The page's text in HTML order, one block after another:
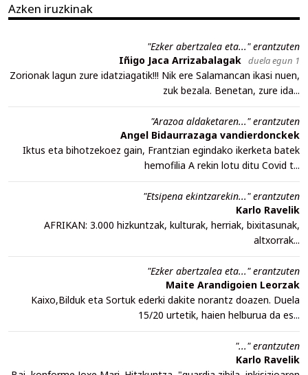
Azken iruzkinak
"Ezker abertzalea eta..." erantzuten
Iñigo Jaca Arrizabalagak duela egun 1
Zorionak lagun zure idatziagatik!!! Nik ere Salamancan ikasi nuen,
zuk bezala. Benetan, zure ida...
"Arazoa aldaketaren..." erantzuten
Angel Bidaurrazaga vandierdonckek
Iktus eta bihotzekoez gain, Frantzian egindako ikerketa batek
hemofilia A rekin lotu ditu Covid t...
"Etsipena ekintzarekin..." erantzuten
Karlo Ravelik
AFRIKAN: 3.000 hizkuntzak, kulturak, herriak, bixitasunak,
altxorrak...
"Ezker abertzalea eta..." erantzuten
Maite Arandigoien Leorzak
Kaixo,Bilduk eta Sortuk ederki dakite norantz doazen. Duela
15/20 urtetik, haien helburua da es...
"..." erantzuten
Karlo Ravelik